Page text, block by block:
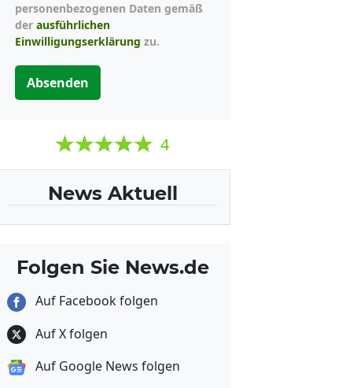
personenbezogenen Daten gemäß
der ausführlichen
Einwilligungserklärung zu.
Absenden
4
News Aktuell
Folgen Sie News.de
Auf Facebook folgen
Auf X folgen
Auf Google News folgen